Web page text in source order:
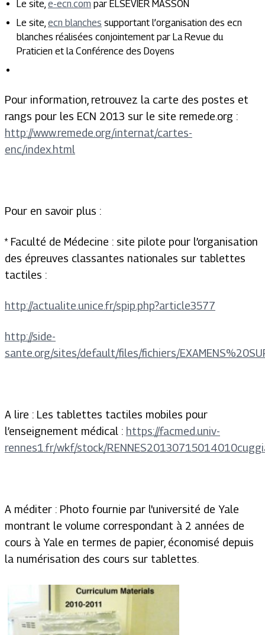
Le site, e-ecn.com par ELSEVIER MASSON
Le site, ecn blanches supportant l’organisation des ecn
blanches réalisées conjointement par La Revue du
Praticien et la Conférence des Doyens
Pour information, retrouvez la carte des postes et
rangs pour les ECN 2013 sur le site remede.org :
http://www.remede.org/internat/cartes-
enc/index.html
Pour en savoir plus :
* Faculté de Médecine : site pilote pour l’organisation
des épreuves classantes nationales sur tablettes
tactiles :
http://actualite.unice.fr/spip.php?article3577
http://side-
sante.org/sites/default/files/fichiers/
A lire : Les tablettes tactiles mobiles pour
l’enseignement médical : https://facmed.univ-
rennes1.fr/wkf/stock/
A méditer : Photo fournie par l'université de Yale
montrant le volume correspondant à 2 années de
cours à Yale en termes de papier, économisé depuis
la numérisation des cours sur tablettes.